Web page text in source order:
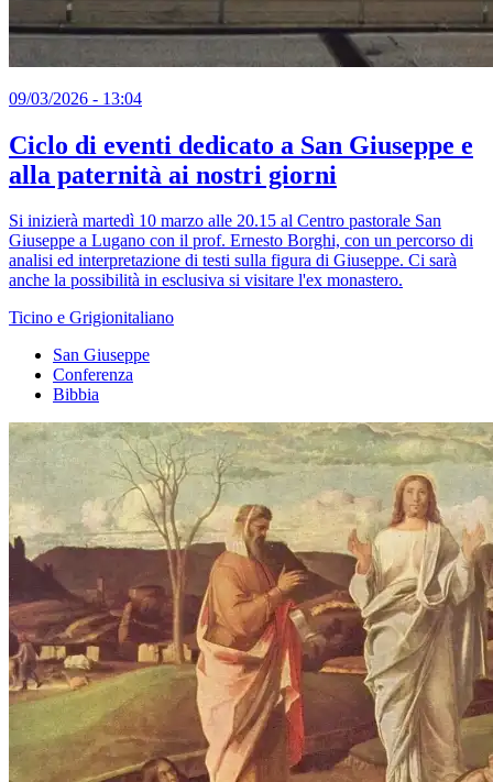
09/03/2026 - 13:04
Ciclo di eventi dedicato a San Giuseppe e
alla paternità ai nostri giorni
Si inizierà martedì 10 marzo alle 20.15 al Centro pastorale San
Giuseppe a Lugano con il prof. Ernesto Borghi, con un percorso di
analisi ed interpretazione di testi sulla figura di Giuseppe. Ci sarà
anche la possibilità in esclusiva si visitare l'ex monastero.
Ticino e Grigionitaliano
San Giuseppe
Conferenza
Bibbia